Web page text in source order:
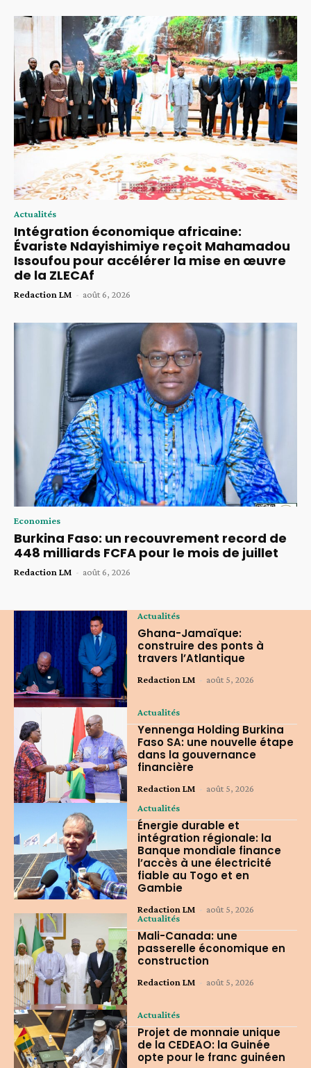
Actualités
Intégration économique africaine:
Évariste Ndayishimiye reçoit Mahamadou
Issoufou pour accélérer la mise en œuvre
de la ZLECAf
Redaction LM - août 6, 2026
Economies
Burkina Faso: un recouvrement record de
448 milliards FCFA pour le mois de juillet
Redaction LM - août 6, 2026
Actualités
Ghana-Jamaïque:
construire des ponts à
travers l’Atlantique
Redaction LM - août 5, 2026
Actualités
Yennenga Holding Burkina
Faso SA: une nouvelle étape
dans la gouvernance
financière
Redaction LM - août 5, 2026
Actualités
Énergie durable et
intégration régionale: la
Banque mondiale finance
l’accès à une électricité
fiable au Togo et en
Gambie
Redaction LM - août 5, 2026
Actualités
Mali-Canada: une
passerelle économique en
construction
Redaction LM - août 5, 2026
Actualités
Projet de monnaie unique
de la CEDEAO: la Guinée
opte pour le franc guinéen